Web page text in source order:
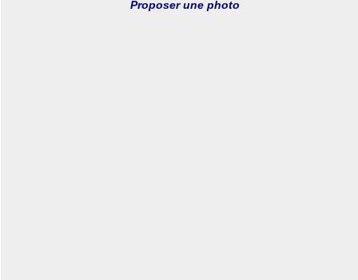
Proposer une photo